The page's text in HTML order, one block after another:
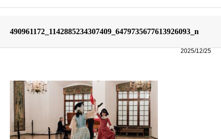
490961172_1142885234307409_6479735677613926093_n
2025/12/25